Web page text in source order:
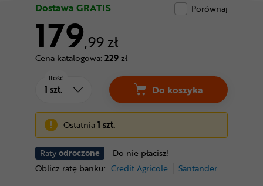
Dostawa GRATIS Porównaj
179,99 zł
Cena katalogowa: 229zł
Ratyodroczone
Do nie płacisz!
Oblicz ratę banku: Credit Agricole Santander
Ilość
Do koszyka
Ostatnia1 szt.